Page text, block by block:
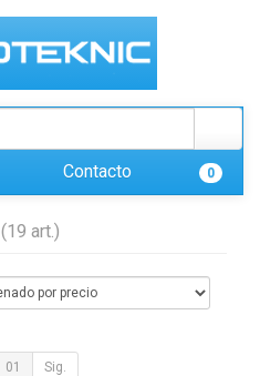
Contacto 0
(19 art.)
01 Sig.